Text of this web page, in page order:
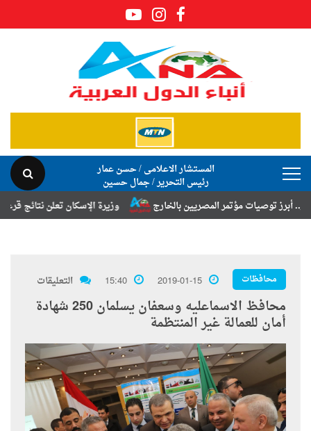
المستشار الاعلامى / حسن عمار
رئيس التحرير / جمال حسين
وزيرة الإسكان تعلن نتائج قرعة تخصيص
مؤتمر المصريين بالخارج
محافظات 2019-01-15
15:40 التعليقات
محافظ الاسماعليه وسعفان يسلمان 250 شهادة
أمان للعمالة غير المنتظمة